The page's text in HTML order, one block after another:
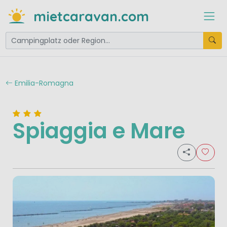
mietcaravan.com
Emilia-Romagna
Spiaggia e Mare